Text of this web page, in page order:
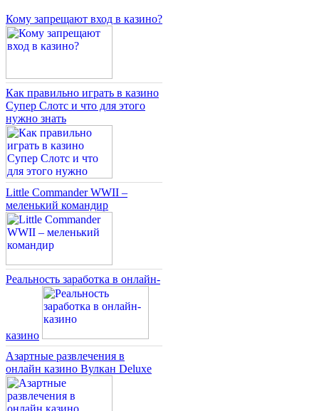
Кому запрещают вход в казино?
Как правильно играть в казино
Супер Слотс и что для этого
нужно знать
Little Commander WWII –
меленький командир
Реальность заработка в онлайн-
казино
Азартные развлечения в
онлайн казино Вулкан Deluxe